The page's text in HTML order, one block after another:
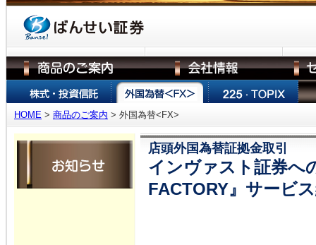
HOME > 商品のご案内 > 外国為替<FX>
店頭外国為替証拠金取引
インヴァスト証券へ
FACTORY』サービ